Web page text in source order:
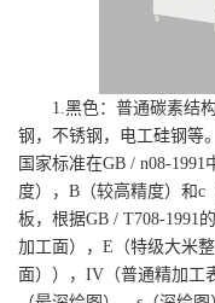
1.黑色：普通碳素结
钢，不锈钢，电工硅钢等
国家标准在GB / n08-
度），B（较高精度）和c
板，根据GB / T708-1991
加工面），E（特级大米
面）），IV（普通精加工